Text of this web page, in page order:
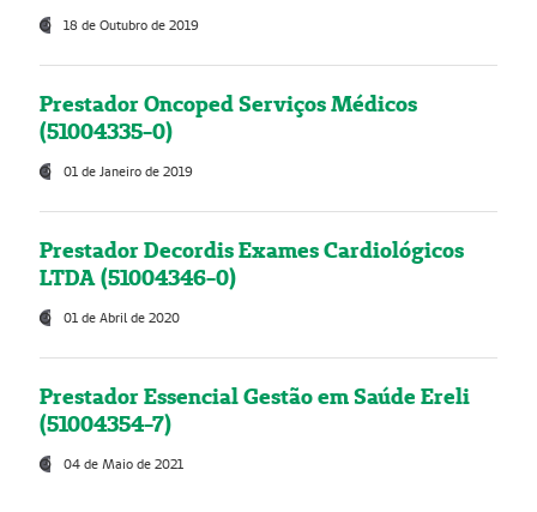
18 de Outubro de 2019
Prestador Oncoped Serviços Médicos
(51004335-0)
01 de Janeiro de 2019
Prestador Decordis Exames Cardiológicos
LTDA (51004346-0)
01 de Abril de 2020
Prestador Essencial Gestão em Saúde Ereli
(51004354-7)
04 de Maio de 2021